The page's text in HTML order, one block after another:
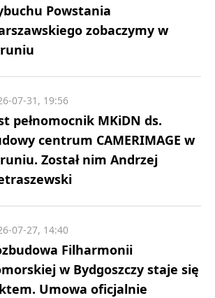
Powstania
zobaczymy w
pełnomocnik MKiDN ds.
centrum CAMERIMAGE w
Został nim Andrzej
07-31, 19:56
Filharmonii
w Bydgoszczy staje się
Umowa oficjalnie
07-27, 14:40